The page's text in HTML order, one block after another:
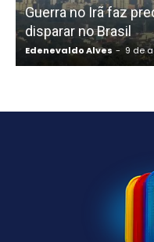
Guerra no Irã faz
disparar no Brasil
Edenevaldo Alves - 9 de